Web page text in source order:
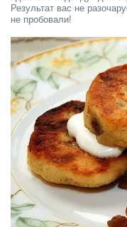
Результат вас не
не пробовали!